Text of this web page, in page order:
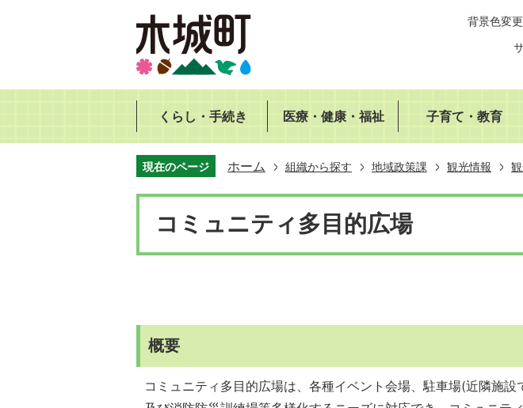
背景色変更
くらし・手続き 医療・健康・福祉 子育て・教育
現在のページ ホーム 組織から探す 地域政策課 観光情報
コミュニティ多目的広場
概要
コミュニティ多目的広場は、各種イベント会場、駐車場(近隣施設